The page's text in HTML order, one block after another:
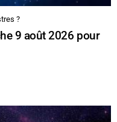
?
9 août 2026 pour